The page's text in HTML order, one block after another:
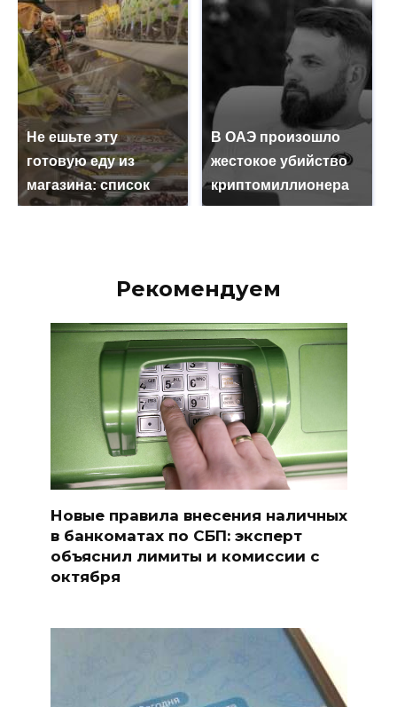
Не ешьте эту
готовую еду из
магазина: список
В ОАЭ произошло
жестокое убийство
криптомиллионера
Рекомендуем
Новые правила внесения наличных
в банкоматах по СБП: эксперт
объяснил лимиты и комиссии с
октября